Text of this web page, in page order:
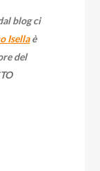
blog ci
Isellaè
del